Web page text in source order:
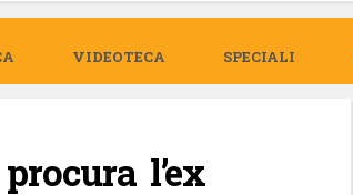
VIDEOTECA SPECIALI
l’ex